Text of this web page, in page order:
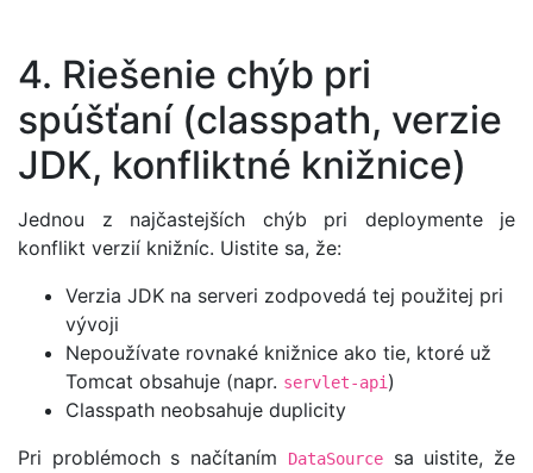
4. Riešenie chýb pri
spúšťaní (classpath, verzie
JDK, konfliktné knižnice)
Jednou z najčastejších chýb pri deploymente je
konflikt verzií knižníc. Uistite sa, že:
Verzia JDK na serveri zodpovedá tej použitej pri
vývoji
Nepoužívate rovnaké knižnice ako tie, ktoré už
Tomcat obsahuje (napr. servlet-api)
Classpath neobsahuje duplicity
Pri problémoch s načítaním
DataSourcesa uistite, že